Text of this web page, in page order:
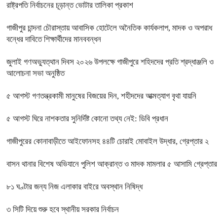
রাষ্ট্রপতি নির্বাচনের চূড়ান্ত ভোটার তালিকা প্রকাশ
গাজীপুর চান্দনা চৌরাস্তায় আবাসিক হোটেলে অনৈতিক কার্যকলাপ, মাদক ও অপরাধ
বন্ধের দাবিতে শিক্ষার্থীদের মানববন্ধন
জুলাই গণঅভ্যুত্থান দিবস ২০২৬ উপলক্ষে গাজীপুরে শহিদদের প্রতি শ্রদ্ধাঞ্জলি ও
আলোচনা সভা অনুষ্ঠিত
৫ আগস্ট গণতন্ত্রকামী মানুষের বিজয়ের দিন, শহীদদের আত্মত্যাগ বৃথা যায়নি
৫ আগস্ট ঘিরে নাশকতার সুনির্দিষ্ট কোনো তথ্য নেই: ডিবি প্রধান
গাজীপুরের কোনাবাড়ীতে আইফোনসহ ৪৪টি চোরাই মোবাইল উদ্ধার, গ্রেপ্তার ২
বাসন থানার বিশেষ অভিযানে পুলিশ আক্রান্ত ও মাদক মামলার ৫ আসামি গ্রেপ্তার
৮১ ঘণ্টার জন্য নিজ এলাকার বাইরে অবস্থান নিষিদ্ধ
৩ সিটি দিয়ে শুরু হবে স্থানীয় সরকার নির্বাচন